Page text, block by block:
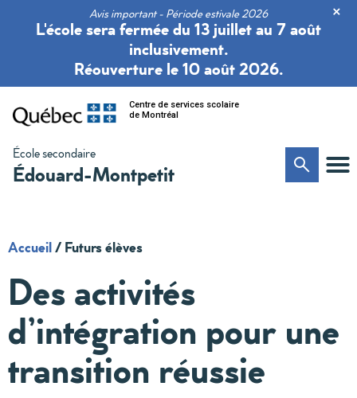
Avis important - Période estivale 2026
L'école sera fermée du 13 juillet au 7 août
inclusivement.
Réouverture le 10 août 2026.
×
Centre de services scolaire
de Montréal
École secondaire
Édouard-Montpetit
Accueil/Futurs élèves
Des activités
d’intégration pour une
transition réussie